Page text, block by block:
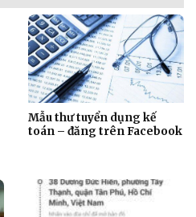
Mẫu thư tuyển dụng kế
toán – đăng trên Facebook